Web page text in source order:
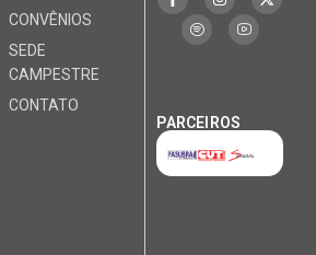
CONVÊNIOS
SEDE
CAMPESTRE
CONTATO
PARCEIROS